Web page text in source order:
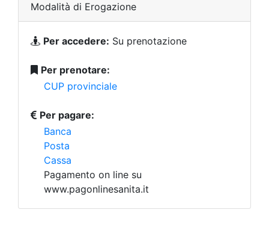
Modalità di Erogazione
Per accedere: Su prenotazione
Per prenotare:
CUP provinciale
Per pagare:
Banca
Posta
Cassa
Pagamento on line su
www.pagonlinesanita.it